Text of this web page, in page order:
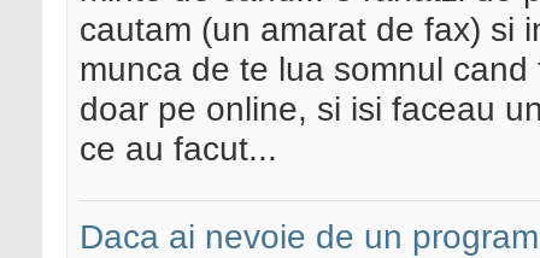
cautam (un amarat de fax) si
munca de te lua somnul
doar pe online, si isi faceau
ce au facut...
Daca ai nevoie de un